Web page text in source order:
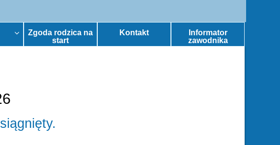
Zgoda rodzica na
start
Kontakt
Informator
zawodnika